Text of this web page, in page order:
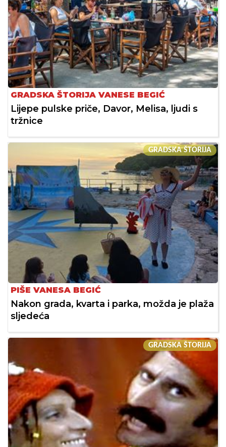
GRADSKA ŠTORIJA VANESE BEGIĆ
Lijepe pulske priče, Davor, Melisa, ljudi s
tržnice
GRADSKA ŠTORIJA
PIŠE VANESA BEGIĆ
Nakon grada, kvarta i parka, možda je plaža
sljedeća
GRADSKA ŠTORIJA